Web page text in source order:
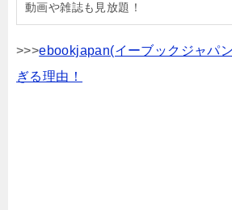
動画や雑誌も見放題！
>>>ebookjapan(イーブックジャパ
ぎる理由！